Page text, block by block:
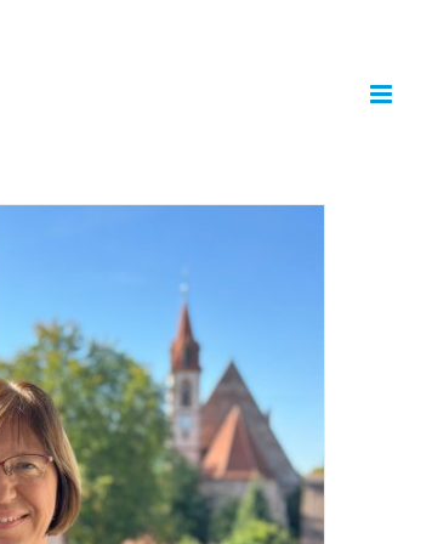
Neue Vorständin: Angelika